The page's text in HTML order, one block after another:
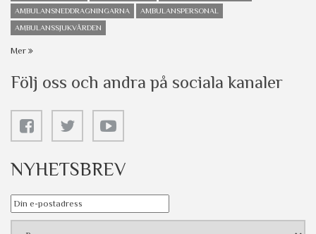
AMBULANSNEDDRAGNINGARNA
AMBULANSPERSONAL
AMBULANSSJUKVÅRDEN
Mer
Följ oss och andra på sociala kanaler
NYHETSBREV